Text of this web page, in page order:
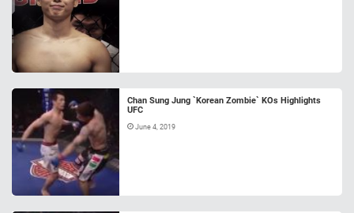
Chan Sung Jung `Korean Zombie` KOs Highlights
UFC
June 4, 2019